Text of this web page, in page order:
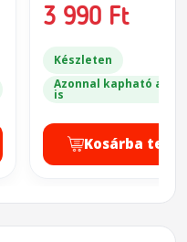
(Bellfaire)
3 990 Ft
Készleten
Azonnal kapható a
is
Kosárba